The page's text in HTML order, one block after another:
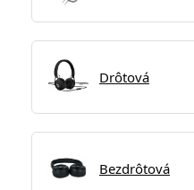
Drôtová
Bezdrôtová